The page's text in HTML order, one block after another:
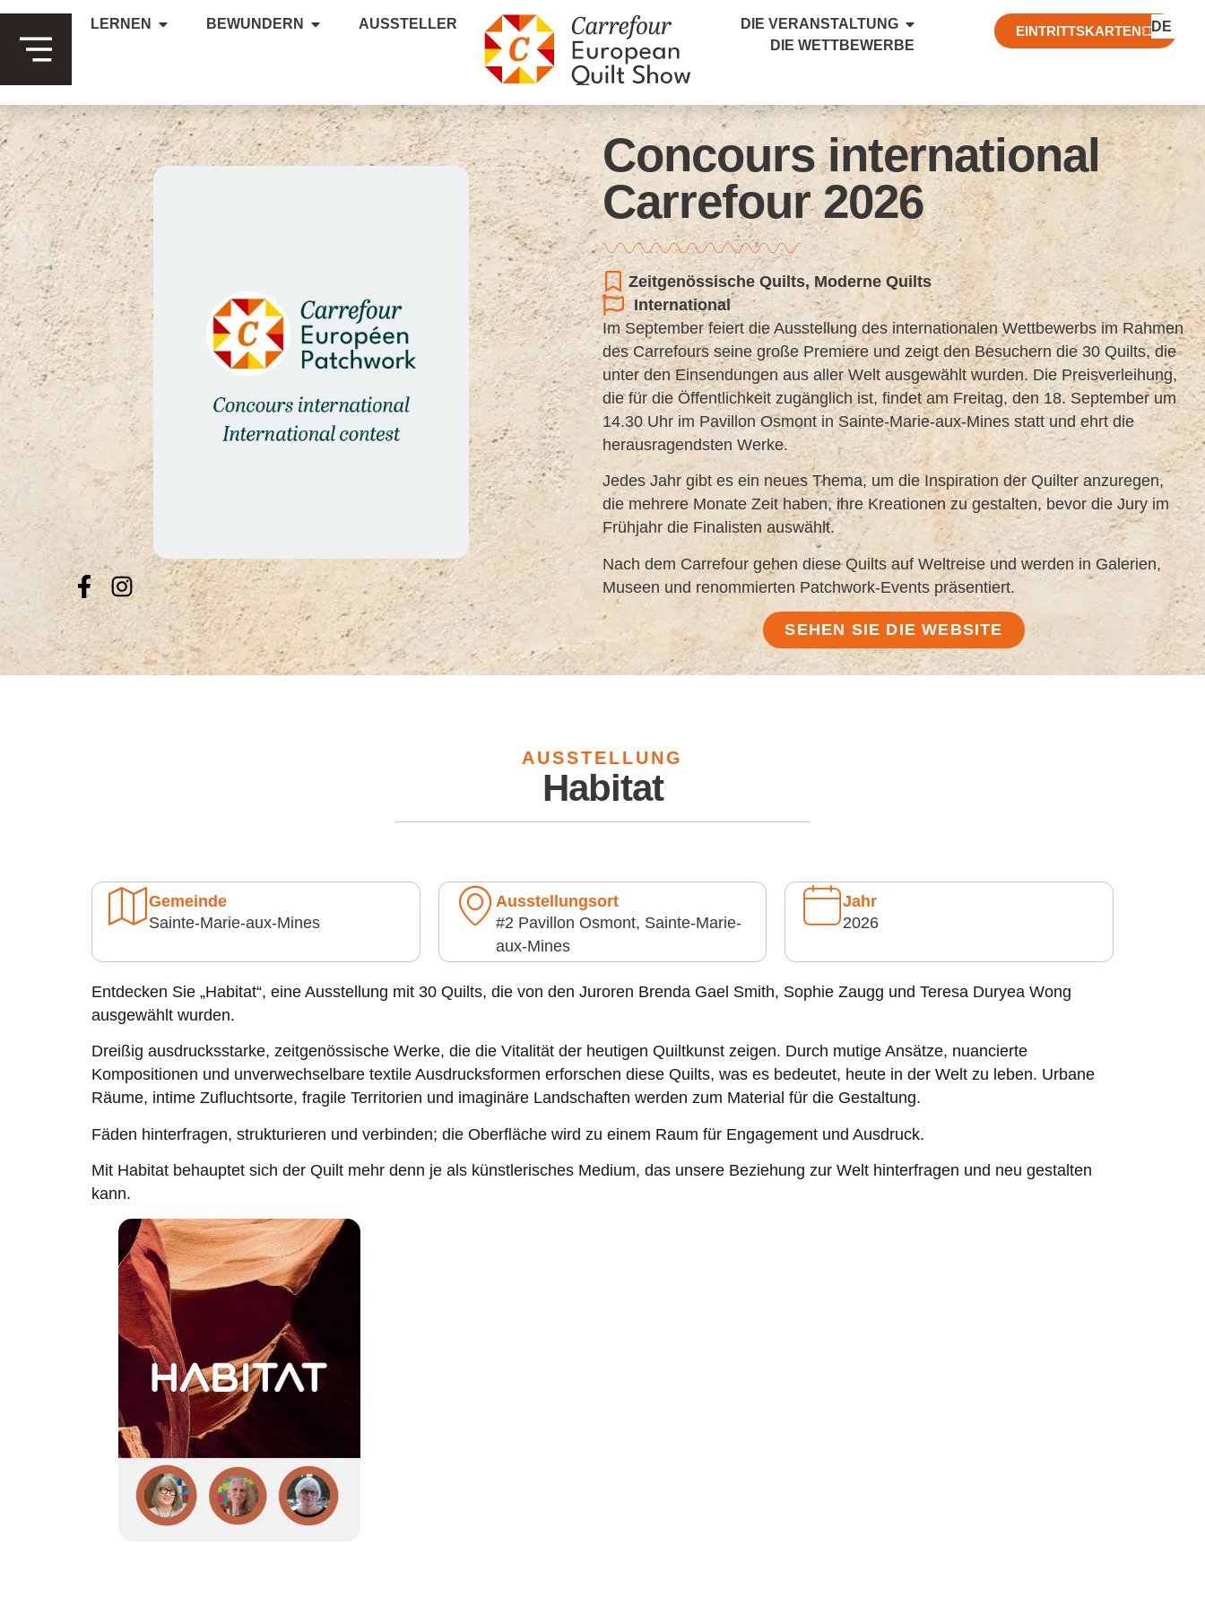
LERNEN BEWUNDERN AUSSTELLER
DIE VERANSTALTUNG
DIE WETTBEWERBE
EINTRITTSKARTEN DE
FR
EN
Concours international
Carrefour 2026
Zeitgenössische Quilts, Moderne Quilts
International
Im September feiert die Ausstellung des internationalen Wettbewerbs im Rahmen
des Carrefours seine große Premiere und zeigt den Besuchern die 30 Quilts, die
unter den Einsendungen aus aller Welt ausgewählt wurden. Die Preisverleihung,
die für die Öffentlichkeit zugänglich ist, findet am Freitag, den 18. September um
14.30 Uhr im Pavillon Osmont in Sainte-Marie-aux-Mines statt und ehrt die
herausragendsten Werke.
Jedes Jahr gibt es ein neues Thema, um die Inspiration der Quilter anzuregen,
die mehrere Monate Zeit haben, ihre Kreationen zu gestalten, bevor die Jury im
Frühjahr die Finalisten auswählt.
Nach dem Carrefour gehen diese Quilts auf Weltreise und werden in Galerien,
Museen und renommierten Patchwork-Events präsentiert.
SEHEN SIE DIE WEBSITE
AUSSTELLUNG
Habitat
Gemeinde
Sainte-Marie-aux-Mines
Ausstellungsort
#2 Pavillon Osmont, Sainte-Marie-
aux-Mines
Jahr
2026
Entdecken Sie „Habitat“, eine Ausstellung mit 30 Quilts, die von den Juroren Brenda Gael Smith, Sophie Zaugg und Teresa Duryea Wong
ausgewählt wurden.
Dreißig ausdrucksstarke, zeitgenössische Werke, die die Vitalität der heutigen Quiltkunst zeigen. Durch mutige Ansätze, nuancierte
Kompositionen und unverwechselbare textile Ausdrucksformen erforschen diese Quilts, was es bedeutet, heute in der Welt zu leben. Urbane
Räume, intime Zufluchtsorte, fragile Territorien und imaginäre Landschaften werden zum Material für die Gestaltung.
Fäden hinterfragen, strukturieren und verbinden; die Oberfläche wird zu einem Raum für Engagement und Ausdruck.
Mit Habitat behauptet sich der Quilt mehr denn je als künstlerisches Medium, das unsere Beziehung zur Welt hinterfragen und neu gestalten
kann.